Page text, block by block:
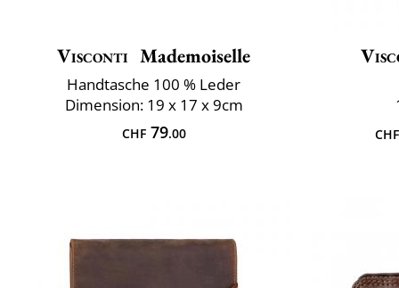
Visconti Mademoiselle
Handtasche 100 % Leder
Dimension: 19 x 17 x 9cm
CHF79.00 CHF